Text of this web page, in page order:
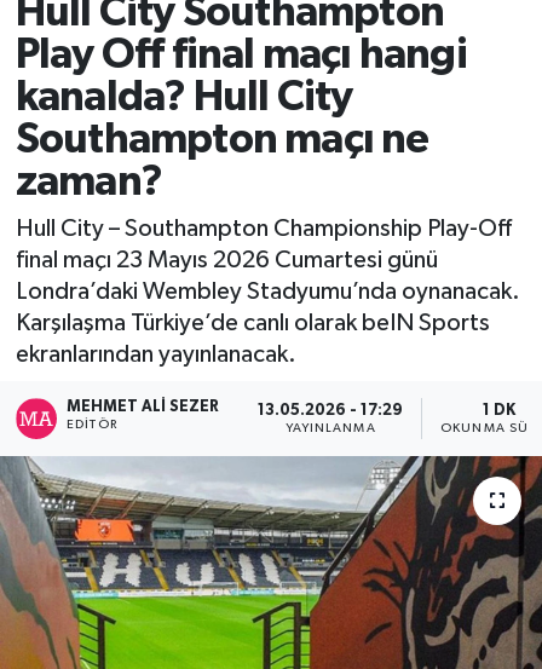
Hull City Southampton
Play Off final maçı hangi
kanalda? Hull City
Southampton maçı ne
zaman?
Hull City – Southampton Championship Play-Off
final maçı 23 Mayıs 2026 Cumartesi günü
Londra’daki Wembley Stadyumu’nda oynanacak.
Karşılaşma Türkiye’de canlı olarak beIN Sports
ekranlarından yayınlanacak.
MEHMET ALI SEZER
EDITÖR
13.05.2026 - 17:29
YAYINLANMA
1 DK
OKUNMA
Süper Lig Puan Durumu ve Fikstür
Tüm Manşetler
Son Dakika Haberleri
Haber Arşivi